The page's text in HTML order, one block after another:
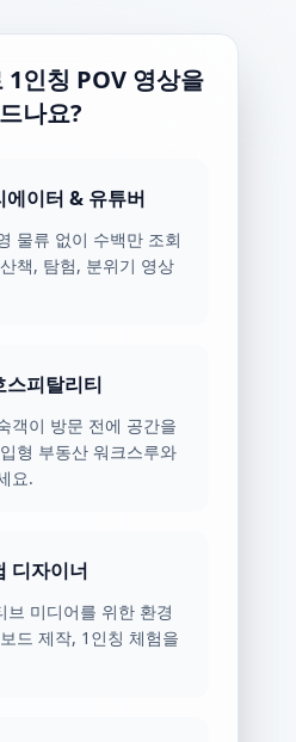
인칭 POV 영상을
나요?
에이터 & 유튜버
물류 없이 수백만 조회
책, 탐험, 분위기 영상
스피탈리티
객이 방문 전에 공간을
형 부동산 워크스루와
요.
디자이너
브 미디어를 위한 환경
드 제작, 1인칭 체험을